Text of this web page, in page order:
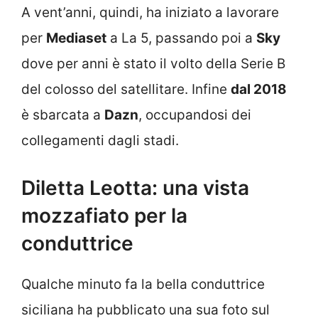
A vent’anni, quindi, ha iniziato a lavorare
per Mediaset a La 5, passando poi a Sky
dove per anni è stato il volto della Serie B
del colosso del satellitare. Infine dal 2018
è sbarcata a Dazn, occupandosi dei
collegamenti dagli stadi.
Diletta Leotta: una vista
mozzafiato per la
conduttrice
Qualche minuto fa la bella conduttrice
siciliana ha pubblicato una sua foto sul